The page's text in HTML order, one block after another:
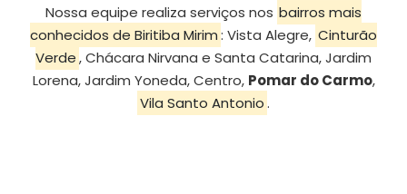
Nossa equipe realiza serviços nos bairros mais
conhecidos de Biritiba Mirim: Vista Alegre, Cinturão
Verde, Chácara Nirvana e Santa Catarina, Jardim
Lorena, Jardim Yoneda, Centro, Pomar do Carmo,
Vila Santo Antonio.